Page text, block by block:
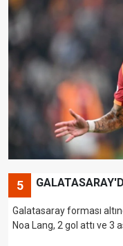
5
Galatasaray forması
Noa Lang, 2 gol attı ve 3